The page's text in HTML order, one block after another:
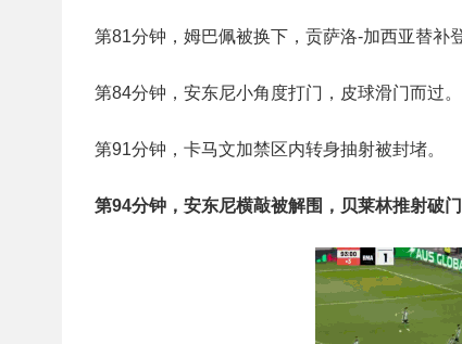
第81分钟，姆巴佩被换下，贡萨洛-加西亚替补
第84分钟，安东尼小角度打门，皮球滑门而过。
第91分钟，卡马文加禁区内转身抽射被封堵。
第94分钟，安东尼横敲被解围，贝莱林推射破